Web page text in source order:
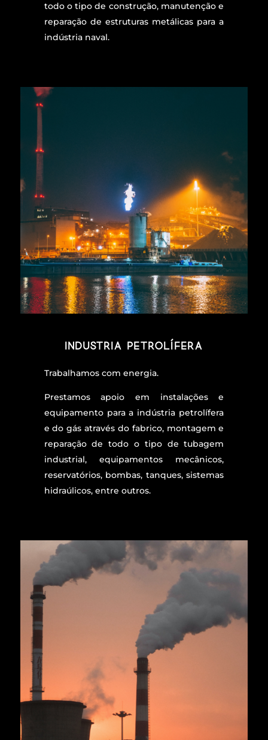
todo o tipo de construção, manutenção e
reparação de estruturas metálicas para a
indústria naval.
Industria Petrolífera
Trabalhamos com energia.
Prestamos apoio em instalações e
equipamento para a indústria petrolífera
e do gás através do fabrico, montagem e
reparação de todo o tipo de tubagem
industrial, equipamentos mecânicos,
reservatórios, bombas, tanques, sistemas
hidraúlicos, entre outros.